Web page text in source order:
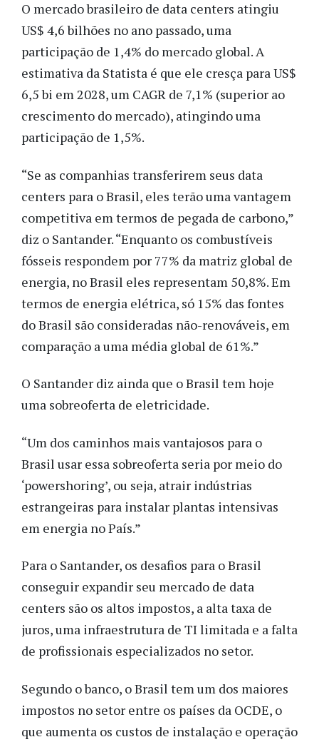
O mercado brasileiro de data centers atingiu
US$ 4,6 bilhões no ano passado, uma
participação de 1,4% do mercado global. A
estimativa da Statista é que ele cresça para US$
6,5 bi em 2028, um CAGR de 7,1% (superior ao
crescimento do mercado), atingindo uma
participação de 1,5%.
“Se as companhias transferirem seus data
centers para o Brasil, eles terão uma vantagem
competitiva em termos de pegada de carbono,”
diz o Santander. “Enquanto os combustíveis
fósseis respondem por 77% da matriz global de
energia, no Brasil eles representam 50,8%. Em
termos de energia elétrica, só 15% das fontes
do Brasil são consideradas não-renováveis, em
comparação a uma média global de 61%.”
O Santander diz ainda que o Brasil tem hoje
uma sobreoferta de eletricidade.
“Um dos caminhos mais vantajosos para o
Brasil usar essa sobreoferta seria por meio do
‘powershoring’, ou seja, atrair indústrias
estrangeiras para instalar plantas intensivas
em energia no País.”
Para o Santander, os desafios para o Brasil
conseguir expandir seu mercado de data
centers são os altos impostos, a alta taxa de
juros, uma infraestrutura de TI limitada e a falta
de profissionais especializados no setor.
Segundo o banco, o Brasil tem um dos maiores
impostos no setor entre os países da OCDE, o
que aumenta os custos de instalação e operação